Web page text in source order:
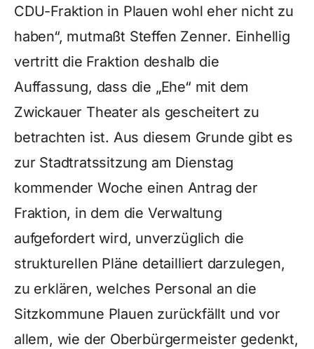
CDU-Fraktion in Plauen wohl eher nicht zu
haben“, mutmaßt Steffen Zenner. Einhellig
vertritt die Fraktion deshalb die
Auffassung, dass die „Ehe“ mit dem
Zwickauer Theater als gescheitert zu
betrachten ist. Aus diesem Grunde gibt es
zur Stadtratssitzung am Dienstag
kommender Woche einen Antrag der
Fraktion, in dem die Verwaltung
aufgefordert wird, unverzüglich die
strukturellen Pläne detailliert darzulegen,
zu erklären, welches Personal an die
Sitzkommune Plauen zurückfällt und vor
allem, wie der Oberbürgermeister gedenkt,